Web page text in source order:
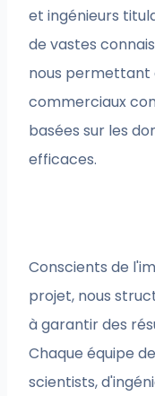
et ingénieurs
de vastes
nous permettant
commerciaux
basées sur les
efficaces.
Conscients de
projet, nous
à garantir des
Chaque équipe
scientists,